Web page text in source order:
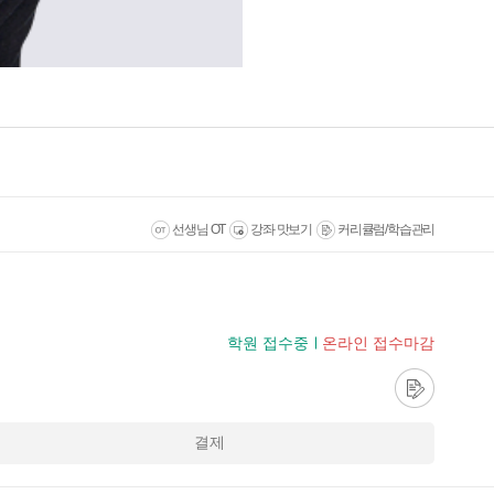
선생님 OT 강좌 맛보기 커리큘럼/학습관리
학원 접수중 온라인 접수마감
결제